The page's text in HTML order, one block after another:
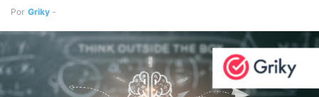
Por Griky -